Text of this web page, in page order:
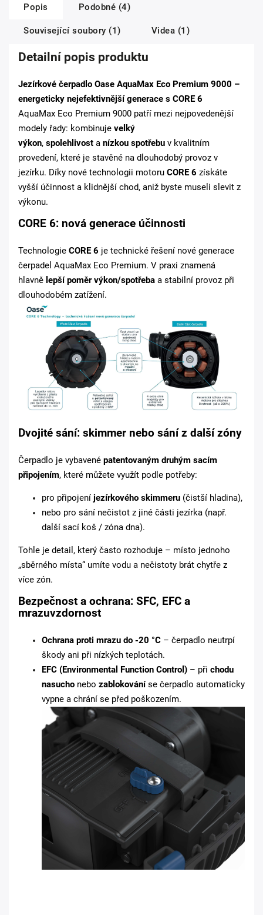
Popis Podobné (4)
Související soubory (1) Videa (1)
Detailní popis produktu
Jezírkové čerpadlo Oase AquaMax Eco Premium 9000 –
energeticky nejefektivnější generace s CORE 6
AquaMax Eco Premium 9000 patří mezi nejpovedenější
modely řady: kombinuje velký
výkon, spolehlivost a nízkou spotřebu v kvalitním
provedení, které je stavěné na dlouhodobý provoz v
jezírku. Díky nové technologii motoru CORE 6 získáte
vyšší účinnost a klidnější chod, aniž byste museli slevit z
výkonu.
CORE 6: nová generace účinnosti
Technologie CORE 6 je technické řešení nové generace
čerpadel AquaMax Eco Premium. V praxi znamená
hlavně lepší poměr výkon/spotřeba a stabilní provoz při
dlouhodobém zatížení.
Dvojité sání: skimmer nebo sání z další zóny
Čerpadlo je vybavené patentovaným druhým sacím
připojením, které můžete využít podle potřeby:
pro připojení jezírkového skimmeru (čistší hladina),
nebo pro sání nečistot z jiné části jezírka (např.
další sací koš / zóna dna).
Tohle je detail, který často rozhoduje – místo jednoho
„sběrného místa“ umíte vodu a nečistoty brát chytře z
více zón.
Bezpečnost a ochrana: SFC, EFC a
mrazuvzdornost
Ochrana proti mrazu do -20 °C – čerpadlo neutrpí
škody ani při nízkých teplotách.
EFC (Environmental Function Control) – při chodu
nasucho nebo zablokováníse čerpadlo automaticky
vypne a chrání se před poškozením.